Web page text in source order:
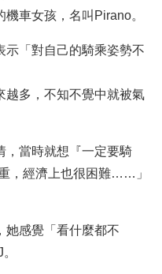
車女孩，名叫Pirano。
示「對自己的騎乘姿勢不
越多，不知不覺中就被氣
，當時就想『一定要騎
，經濟上也很困難……」
她感覺「看什麼都不